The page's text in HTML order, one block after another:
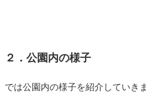
２．公園内の様子
では公園内の様子を紹介してい